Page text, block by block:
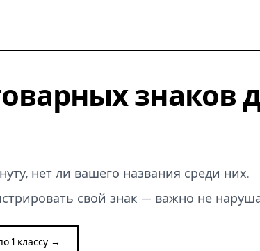
знаков
нет ли вашего названия среди них.
свой знак — важно не
1 классу →